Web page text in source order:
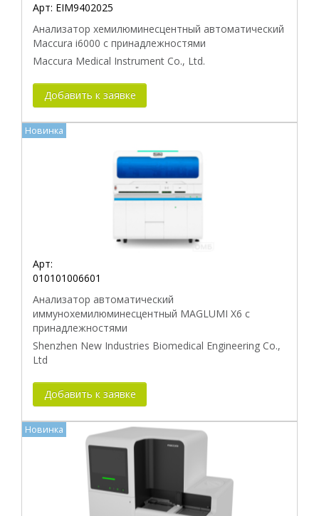
Арт: EIM9402025
Анализатор хемилюминесцентный автоматический
Maccura i6000 с принадлежностями
Maccura Medical Instrument Co., Ltd.
Добавить к заявке
Новинка
Арт:
010101006601
Анализатор автоматический
иммунохемилюминесцентный MAGLUMI X6 с
принадлежностями
Shenzhen New Industries Biomedical Engineering Co.,
Ltd
Добавить к заявке
Новинка